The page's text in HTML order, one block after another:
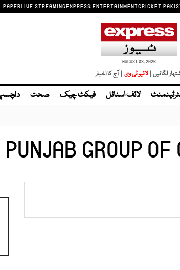
PAPERLIVE STREAMINGEXPRESS ENTERTAINMENTCRICKET
AUGUST 08, 2026
لگائیں | | آج کا اخبار
لائف اسٹائل فیکٹ چیک صحت
PUNJAB GROUP